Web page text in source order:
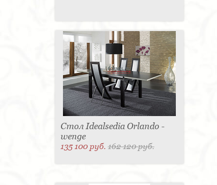
Стол Idealsedia Orlando -
wenge
135 100 руб.162 120 руб.